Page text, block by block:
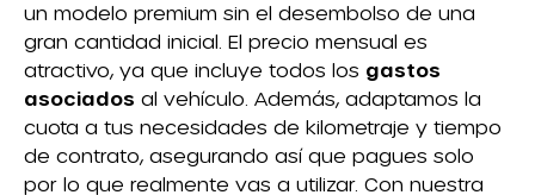
un modelo premium sin el desembolso de una
gran cantidad inicial. El precio mensual es
atractivo, ya que incluye todos los gastos
asociados al vehículo. Además, adaptamos la
cuota a tus necesidades de kilometraje y tiempo
de contrato, asegurando así que pagues solo
por lo que realmente vas a utilizar. Con nuestra